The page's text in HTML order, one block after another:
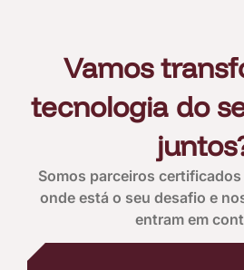
Vamos
tecnologia do
Somos parceiros
onde está o seu desafio e
entram em